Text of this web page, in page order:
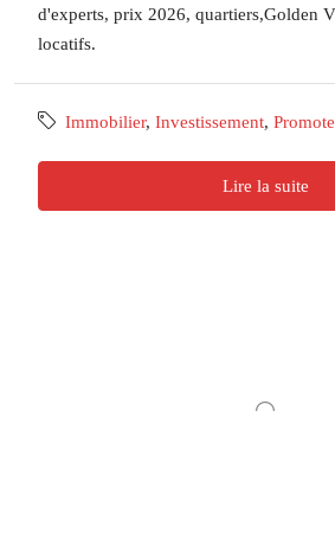
d'experts, prix 2026, quartiers,Golden
locatifs.
Immobilier, Investissement,
Lire la suite